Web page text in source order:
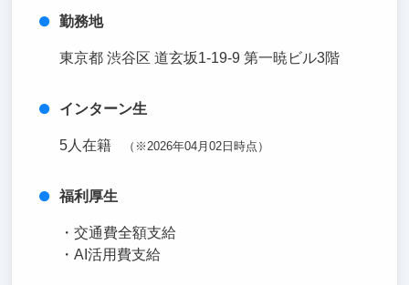
勤務地
東京都 渋谷区 道玄坂1-19-9 第一暁ビル3階
インターン生
5人在籍 （※2026年04月02日時点）
福利厚生
・交通費全額支給
・AI活用費支給